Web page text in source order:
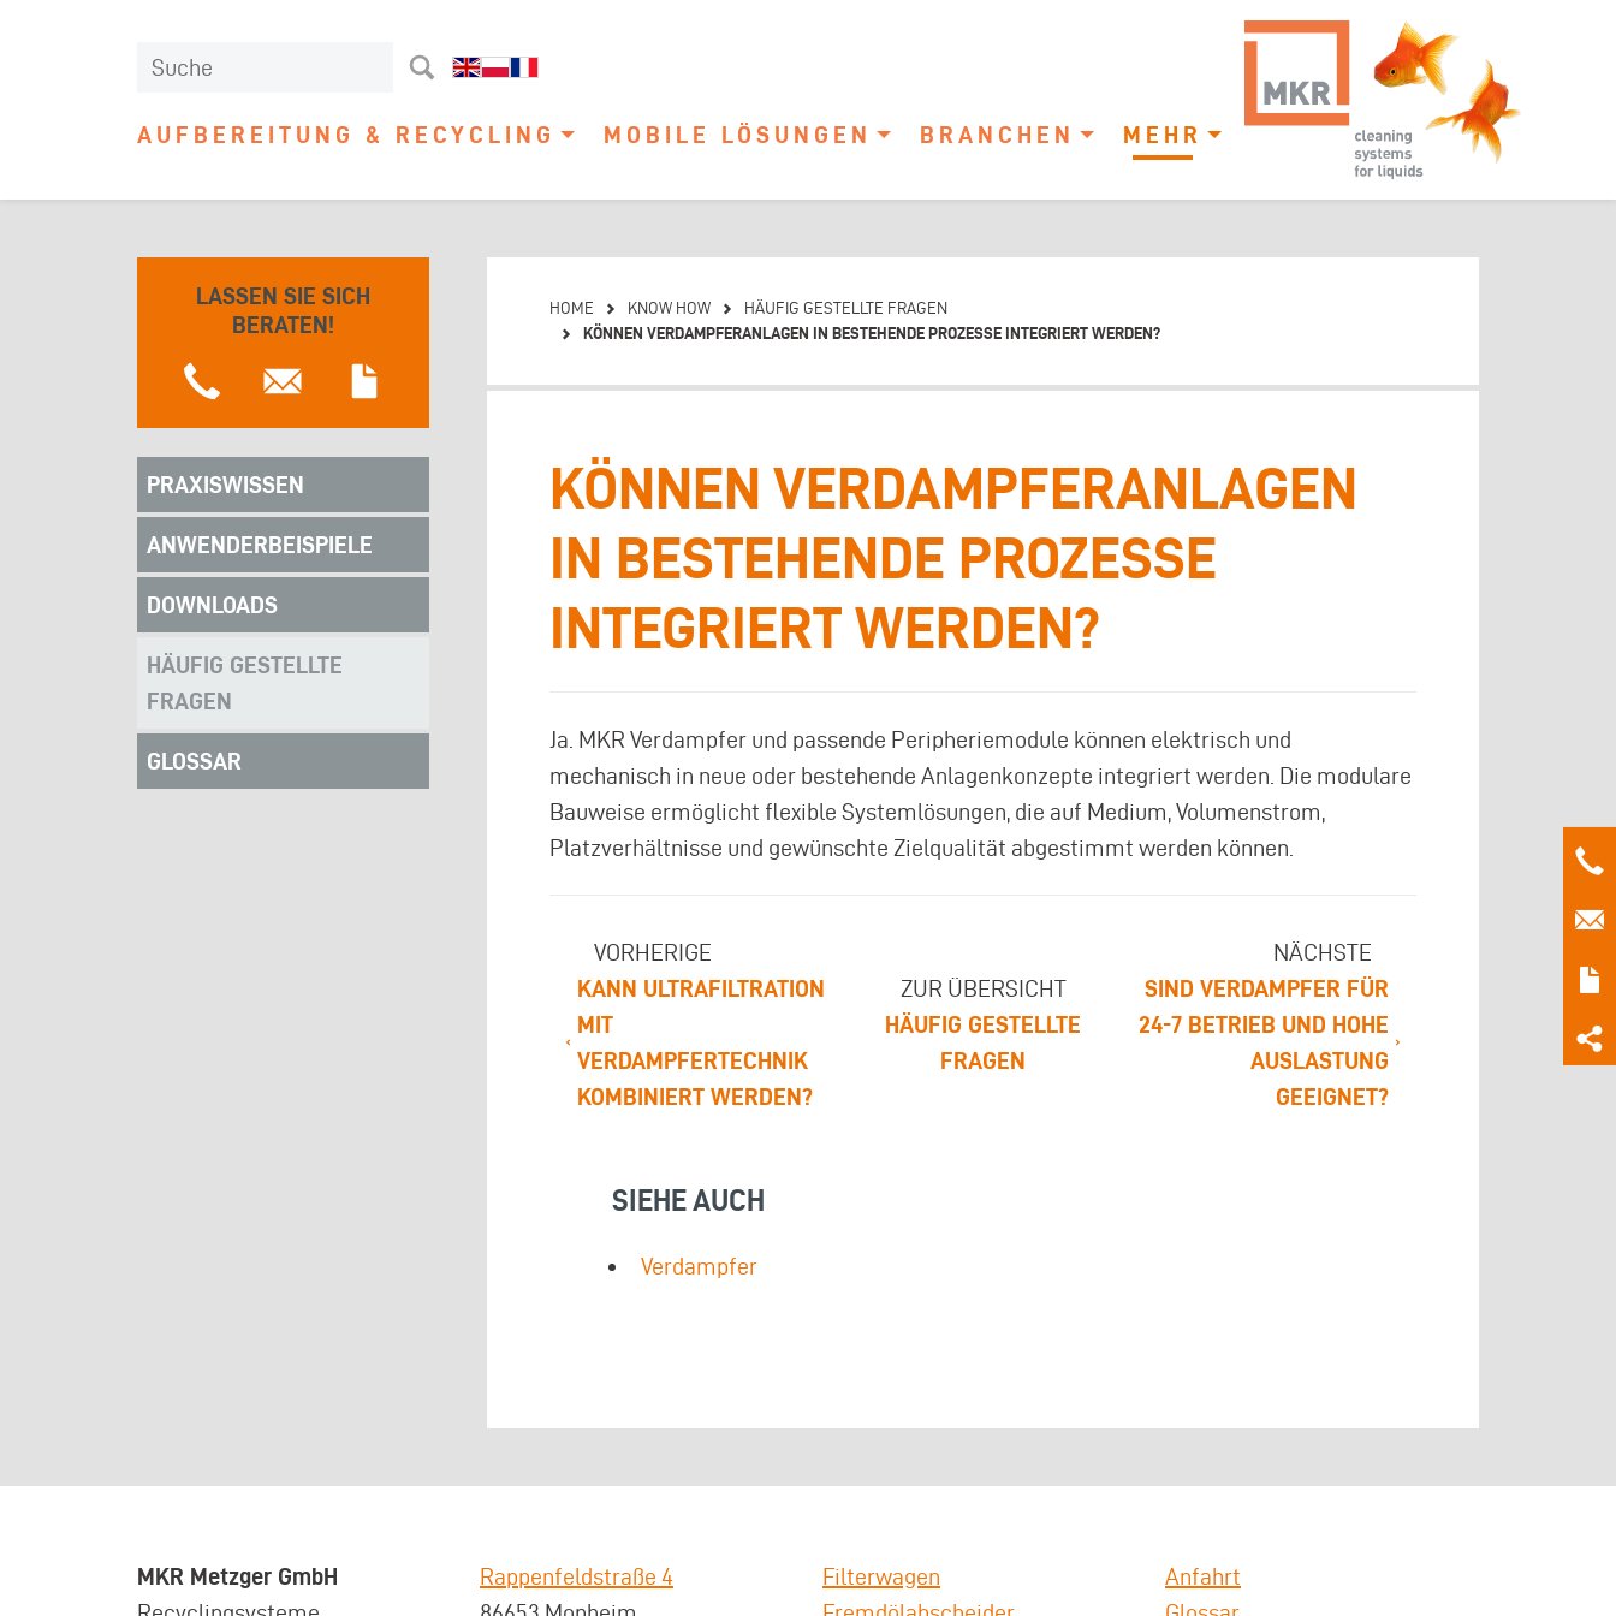
AUFBEREITUNG & RECYCLING MOBILE LÖSUNGEN BRANCHEN MEHR
HOME KNOW HOW HÄUFIG GESTELLTE FRAGEN
KÖNNEN VERDAMPFERANLAGEN IN BESTEHENDE PROZESSE INTEGRIERT WERDEN?
KÖNNEN VERDAMPFERANLAGEN
IN BESTEHENDE PROZESSE
INTEGRIERT WERDEN?
Ja. MKR Verdampfer und passende Peripheriemodule können elektrisch und
mechanisch in neue oder bestehende Anlagenkonzepte integriert werden. Die modulare
Bauweise ermöglicht flexible Systemlösungen, die auf Medium, Volumenstrom,
Platzverhältnisse und gewünschte Zielqualität abgestimmt werden können.
VORHERIGE
KANN ULTRAFILTRATION
MIT
VERDAMPFERTECHNIK
KOMBINIERT WERDEN?
ZUR ÜBERSICHT
HÄUFIG GESTELLTE
FRAGEN
NÄCHSTE
SIND VERDAMPFER FÜR
24-7 BETRIEB UND HOHE
AUSLASTUNG
GEEIGNET?
SIEHE AUCH
Verdampfer
PRAXISWISSEN
ANWENDERBEISPIELE
DOWNLOADS
HÄUFIG GESTELLTE
FRAGEN
GLOSSAR
LASSEN SIE SICH
BERATEN!
MKR Metzger GmbH
Rappenfeldstraße 4
Filterwagen
Anfahrt